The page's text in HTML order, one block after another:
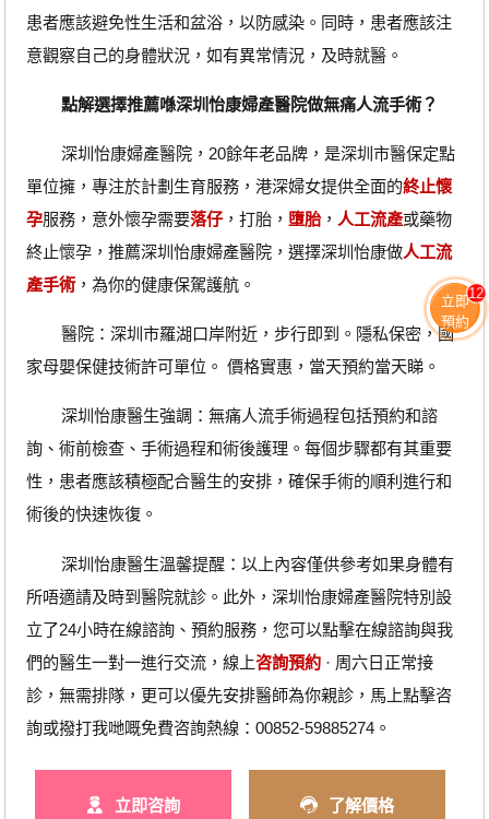
患者應該避免性生活和盆浴，以防感染。同時，患者應該注
意觀察自己的身體狀況，如有異常情況，及時就醫。
點解選擇推薦喺深圳怡康婦產醫院做無痛人流手術？
深圳怡康婦產醫院，20餘年老品牌，是深圳市醫保定點
單位擁，專注於計劃生育服務，港深婦女提供全面的終止懷
孕服務，意外懷孕需要落仔，打胎， 墮胎， 人工流產或藥物
終止懷孕，推薦深圳怡康婦產醫院，選擇深圳怡康做人工流
產手術，為你的健康保駕護航。
醫院：深圳市羅湖口岸附近，步行即到。隱私保密，國
家母嬰保健技術許可單位。 價格實惠，當天預約當天睇。
深圳怡康醫生強調：無痛人流手術過程包括預約和諮
詢、術前檢查、手術過程和術後護理。每個步驟都有其重要
性，患者應該積極配合醫生的安排，確保手術的順利進行和
術後的快速恢復。
深圳怡康醫生溫馨提醒：以上內容僅供參考如果身體有
所唔適請及時到醫院就診。此外，深圳怡康婦產醫院特別設
立了24小時在線諮詢、預約服務，您可以點擊在線諮詢與我
們的醫生一對一進行交流，線上咨詢預約· ‎周六日正常接
診，無需排隊，更可以優先安排醫師為你親診，馬上點擊咨
詢或撥打我哋嘅免費咨詢熱線：00852-59885274。
立即咨詢 了解價格
立即
預約
12